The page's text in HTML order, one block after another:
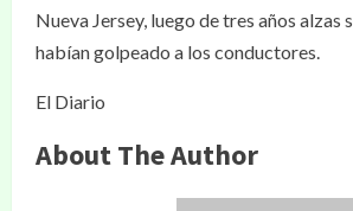
Nueva Jersey, luego de tres años alzas
habían golpeado a los conductores.
El Diario
About The Author